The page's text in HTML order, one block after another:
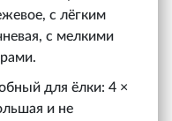
с лёгким
с мелкими
для ёлки: 4 ×
и не